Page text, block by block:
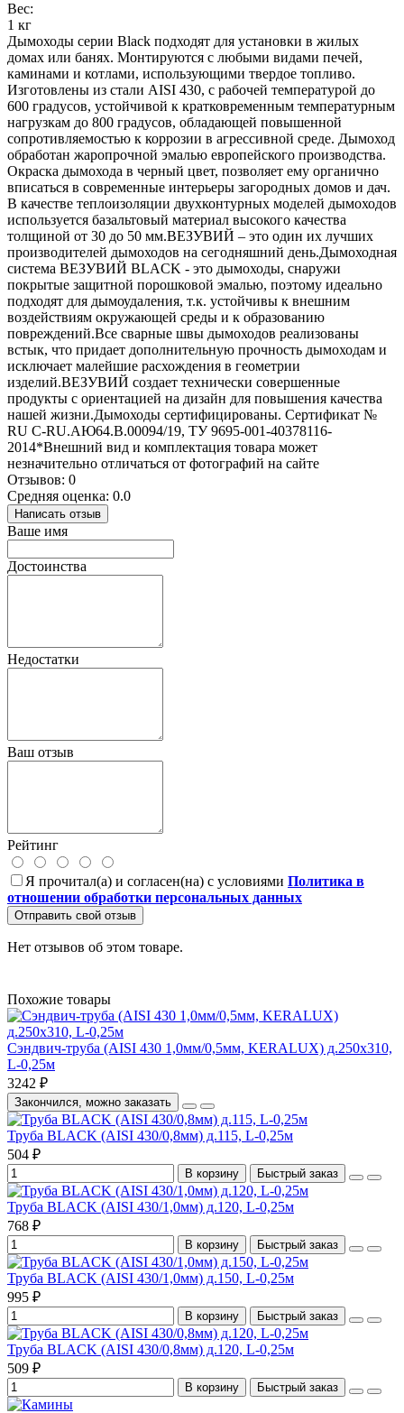
Вес:
1 кг
Дымоходы серии Black подходят для установки в жилых
домах или банях. Монтируются с любыми видами печей,
каминами и котлами, использующими твердое топливо.
Изготовлены из стали AISI 430, с рабочей температурой до
600 градусов, устойчивой к кратковременным температурным
нагрузкам до 800 градусов, обладающей повышенной
сопротивляемостью к коррозии в агрессивной среде. Дымоход
обработан жаропрочной эмалью европейского производства.
Окраска дымохода в черный цвет, позволяет ему органично
вписаться в современные интерьеры загородных домов и дач.
В качестве теплоизоляции двухконтурных моделей дымоходов
используется базальтовый материал высокого качества
толщиной от 30 до 50 мм.ВЕЗУВИЙ – это один их лучших
производителей дымоходов на сегодняшний день.Дымоходная
система ВЕЗУВИЙ BLACK - это дымоходы, снаружи
покрытые защитной порошковой эмалью, поэтому идеально
подходят для дымоудаления, т.к. устойчивы к внешним
воздействиям окружающей среды и к образованию
повреждений.Все сварные швы дымоходов реализованы
встык, что придает дополнительную прочность дымоходам и
исключает малейшие расхождения в геометрии
изделий.ВЕЗУВИЙ создает технически совершенные
продукты с ориентацией на дизайн для повышения качества
нашей жизни.Дымоходы сертифицированы. Сертификат №
RU C-RU.АЮ64.В.00094/19, ТУ 9695-001-40378116-
2014*Внешний вид и комплектация товара может
незначительно отличаться от фотографий на сайте
Отзывов: 0
Средняя оценка: 0.0
Написать отзыв
Ваше имя
Достоинства
Недостатки
Ваш отзыв
Рейтинг
Я прочитал(а) и согласен(на) с условиями Политика в
отношении обработки персональных данных
Отправить свой отзыв
Нет отзывов об этом товаре.
Похожие товары
Сэндвич-труба (AISI 430 1,0мм/0,5мм, KERALUX) д.250х310,
L-0,25м
3242 ₽
Закончился, можно заказать
Труба BLACK (AISI 430/0,8мм) д.115, L-0,25м
504 ₽
В корзину Быстрый заказ
Труба BLACK (AISI 430/1,0мм) д.120, L-0,25м
768 ₽
В корзину Быстрый заказ
Труба BLACK (AISI 430/1,0мм) д.150, L-0,25м
995 ₽
В корзину Быстрый заказ
Труба BLACK (AISI 430/0,8мм) д.120, L-0,25м
509 ₽
В корзину Быстрый заказ